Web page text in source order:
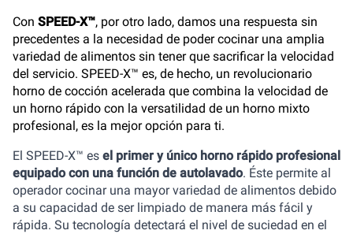
Con SPEED-X™, por otro lado, damos una respuesta sin
precedentes a la necesidad de poder cocinar una amplia
variedad de alimentos sin tener que sacrificar la velocidad
del servicio. SPEED-X™ es, de hecho, un revolucionario
horno de cocción acelerada que combina la velocidad de
un horno rápido con la versatilidad de un horno mixto
profesional, es la mejor opción para ti.
El SPEED-X™ es el primer y único horno rápido profesional
equipado con una función de autolavado. Éste permite al
operador cocinar una mayor variedad de alimentos debido
a su capacidad de ser limpiado de manera más fácil y
rápida. Su tecnología detectará el nivel de suciedad en el